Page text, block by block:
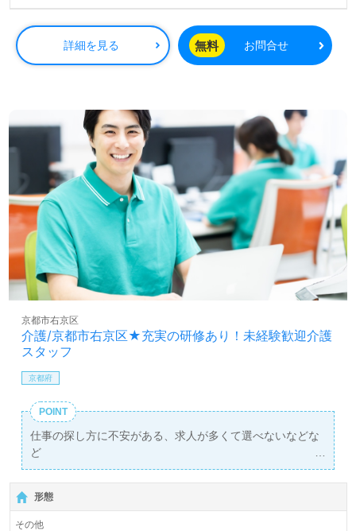
詳細を見る 無料 お問合せ
介護/京都市右京区★充実の研修あり！未経験歓迎介護
スタッフ
京都市右京区
京都府
POINT
仕事の探し方に不安がある、求人が多くて選べないなどな
ど
弊社担当が1対1であなたをサポートします！
形態
その他